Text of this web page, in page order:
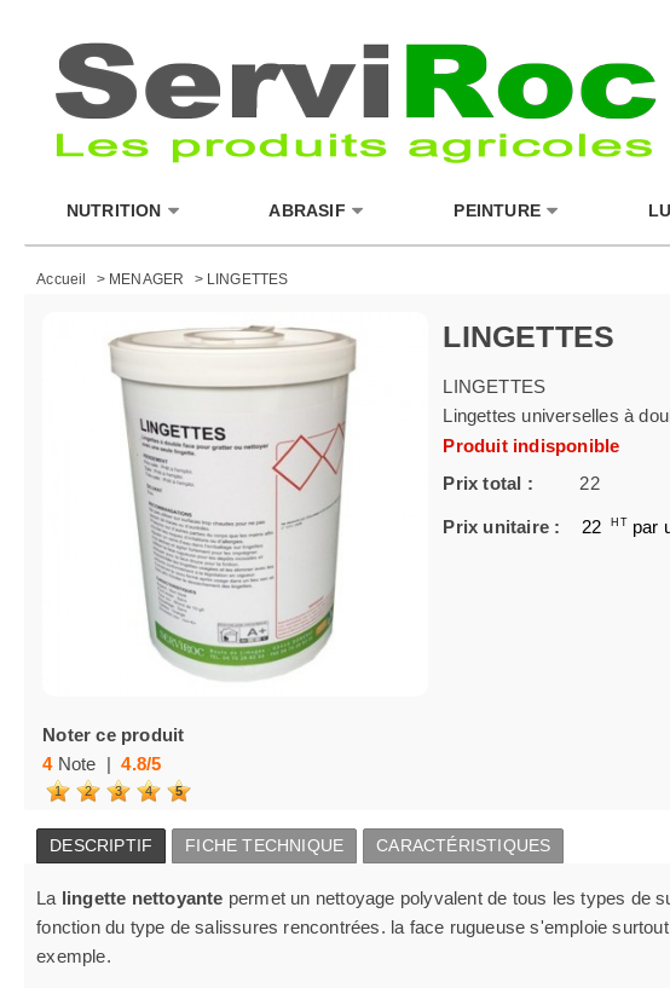
NUTRITION ABRASIF PEINTURE
Accueil > MENAGER > LINGETTES
Noter ce produit
4Note |4.8/5
1 2 3 4 5
LINGETTES
LINGETTES
Lingettes universelles à
Produit indisponible
Prix total :
22
Prix unitaire : 22 HT par
DESCRIPTIF FICHE TECHNIQUE CARACTÉRISTIQUES
La lingette nettoyante permet un nettoyage polyvalent de tous les types de
fonction du type de salissures rencontrées. la face rugueuse s'emploie
exemple.